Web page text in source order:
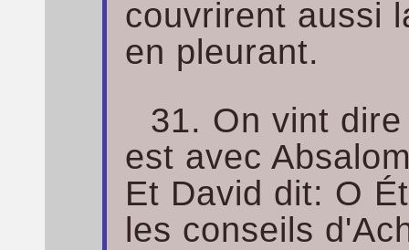
couvrirent aussi
en pleurant.
31. On vint
est avec
Et David dit: O
les conseils